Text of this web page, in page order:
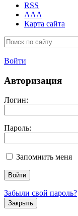
RSS
AAA
Карта сайта
Войти
Авторизация
Логин:
Пароль:
Запомнить меня
Забыли свой пароль?
Закрыть